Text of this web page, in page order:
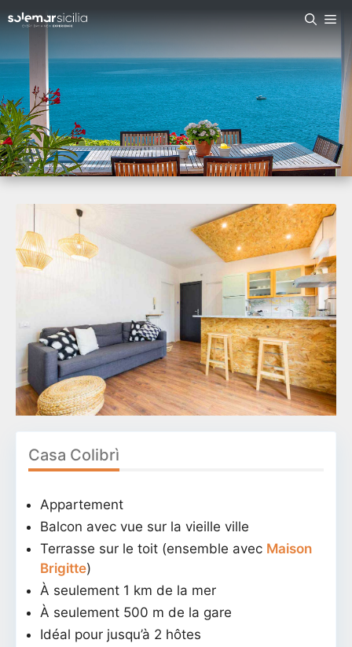
Casa Colibrì
Appartement
Balcon avec vue sur la vieille ville
Terrasse sur le toit (ensemble avec Maison
Brigitte)
À seulement 1 km de la mer
À seulement 500 m de la gare
Idéal pour jusqu’à 2 hôtes